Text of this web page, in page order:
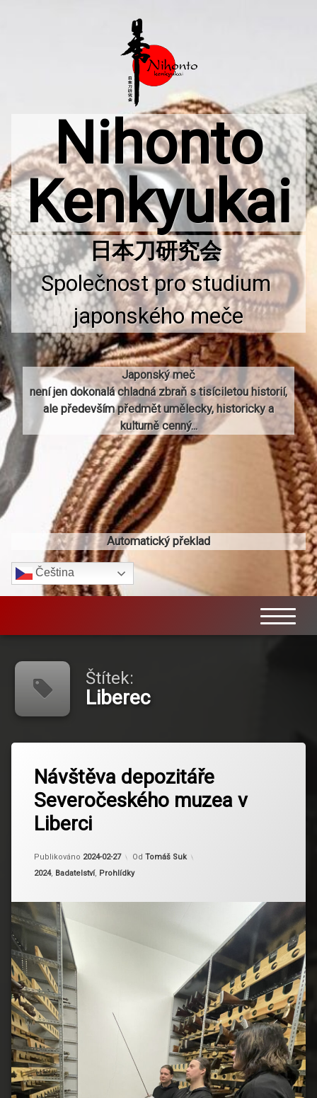
Nihonto
Kenkyukai
Společnost pro studium
japonského meče
Japonský meč
není jen dokonalá chladná zbraň s tisíciletou historií,
ale především předmět umělecky, historicky a
kulturně cenný...
Automatický překlad
Čeština‎
Štítek:
Liberec
Návštěva depozitáře
Severočeského muzea v
Liberci
Publikováno 2024-02-27 Od Tomáš Suk
Kategorie:
2024, Badatelství, Prohlídky
Liberec
Nobuhide